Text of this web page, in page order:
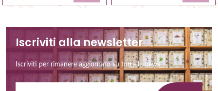
Iscriviti alla newsletter
Iscriviti per rimanere aggiornato su tutte le news